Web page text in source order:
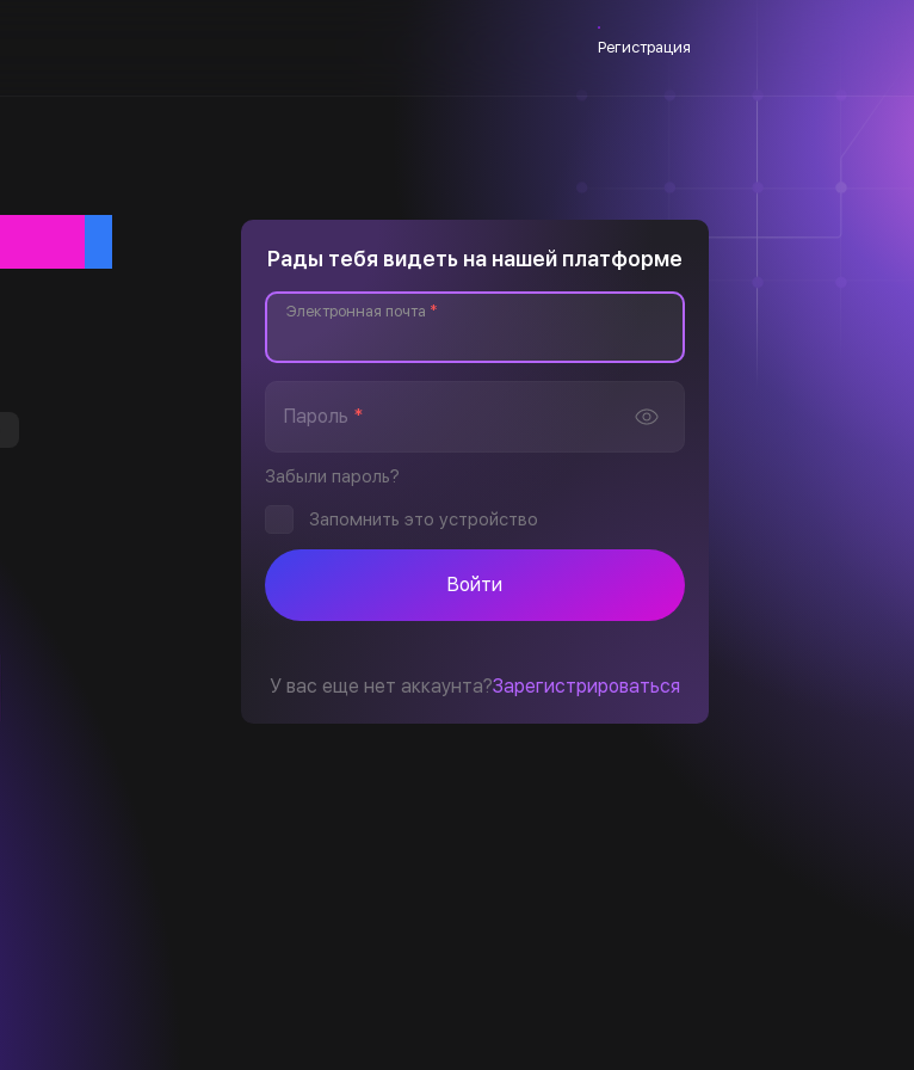
Регистрация
Рады тебя видеть на нашей платформе
Электронная почта *
Пароль *
Забыли пароль?
Запомнить это устройство
Войти
У вас еще нет аккаунта?Зарегистрироваться